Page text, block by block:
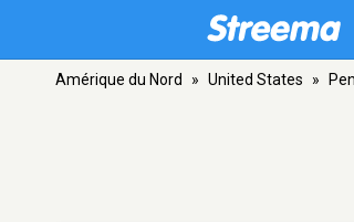
Amérique du Nord » United States »